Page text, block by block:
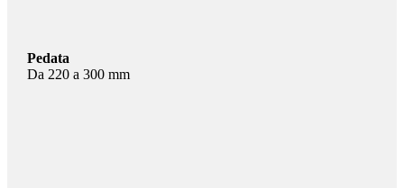
Pedata
Da 220 a 300 mm